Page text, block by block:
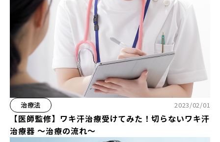
治療法 2023/02/01
【医師監修】ワキ汗治療受けてみた！切らないワキ汗
治療器 ～治療の流れ～